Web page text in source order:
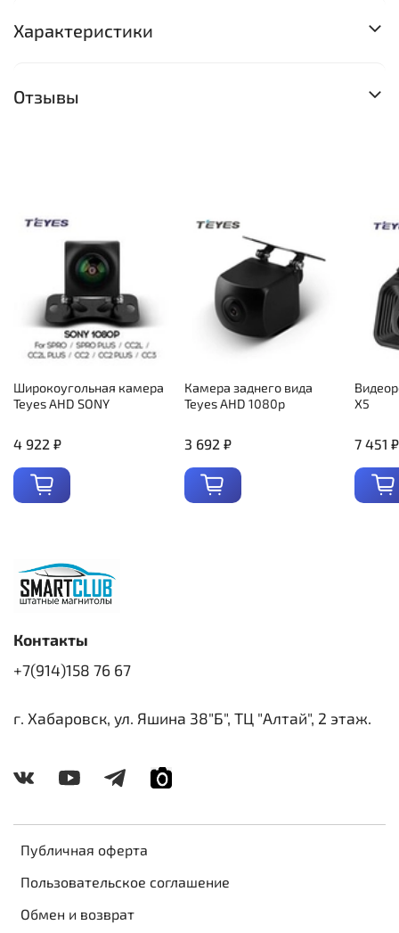
Характеристики
Отзывы
Широкоугольная камера
Teyes AHD SONY
4 922 ₽
Камера заднего вида
Teyes AHD 1080p
3 692 ₽
X5
7 451 ₽
Публичная оферта
Пользовательское соглашение
Обмен и возврат
Контакты
+7(914)158 76 67
г. Хабаровск, ул. Яшина 38"Б", ТЦ "Алтай", 2 этаж.